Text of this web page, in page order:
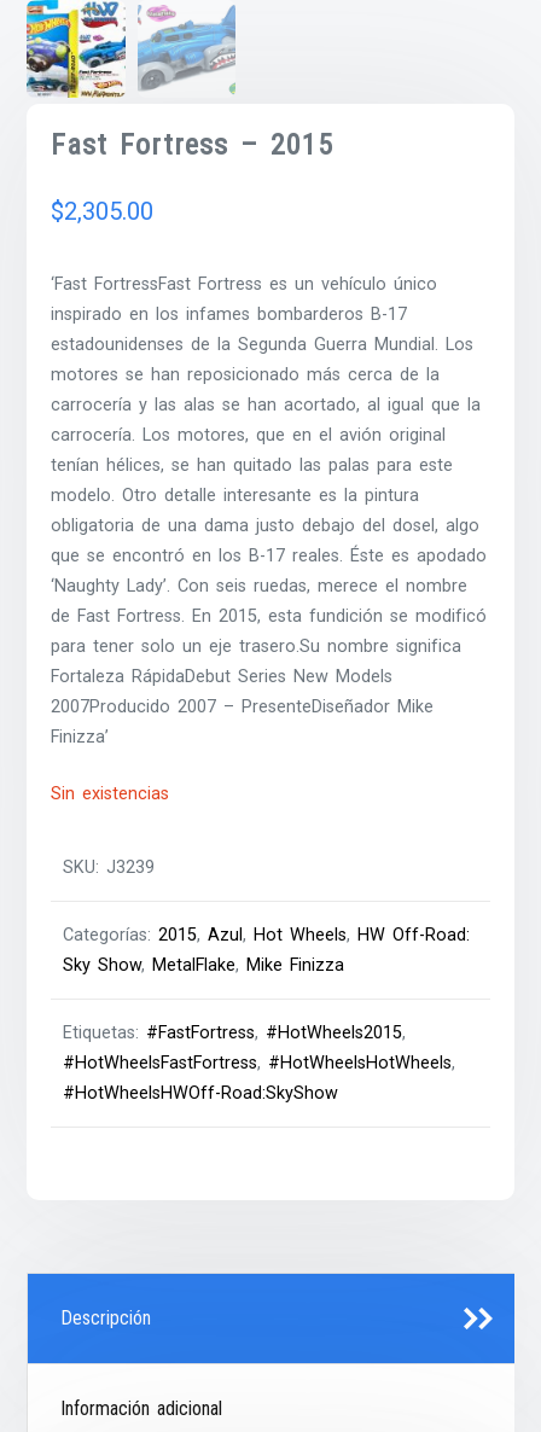
Fast Fortress – 2015
$2,305.00
‘Fast FortressFast Fortress es un vehículo único
inspirado en los infames bombarderos B-17
estadounidenses de la Segunda Guerra Mundial. Los
motores se han reposicionado más cerca de la
carrocería y las alas se han acortado, al igual que la
carrocería. Los motores, que en el avión original
tenían hélices, se han quitado las palas para este
modelo. Otro detalle interesante es la pintura
obligatoria de una dama justo debajo del dosel, algo
que se encontró en los B-17 reales. Éste es apodado
‘Naughty Lady’. Con seis ruedas, merece el nombre
de Fast Fortress. En 2015, esta fundición se modificó
para tener solo un eje trasero.Su nombre significa
Fortaleza RápidaDebut Series New Models
2007Producido 2007 – PresenteDiseñador Mike
Finizza’
Sin existencias
SKU:J3239
Categorías:2015,Azul, Hot Wheels, HW Off-Road:
Sky Show, MetalFlake, Mike Finizza
Etiquetas: #FastFortress, #HotWheels2015,
#HotWheelsFastFortress, #HotWheelsHotWheels,
#HotWheelsHWOff-Road:SkyShow
Descripción
Información adicional